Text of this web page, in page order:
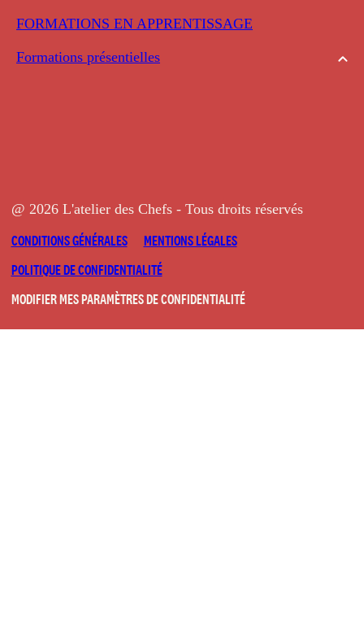
FORMATIONS EN APPRENTISSAGE
Formations présentielles
@ 2026 L'atelier des Chefs - Tous droits réservés
CONDITIONS GÉNÉRALES
MENTIONS LÉGALES
POLITIQUE DE CONFIDENTIALITÉ
MODIFIER MES PARAMÈTRES DE CONFIDENTIALITÉ